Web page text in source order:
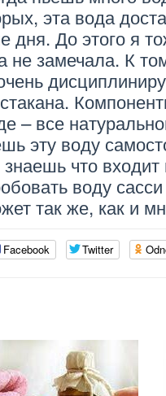
эта вода
дня. До этого я
не замечала. К
– все
эту воду
что
воду
так же, как и
Facebook Twitter